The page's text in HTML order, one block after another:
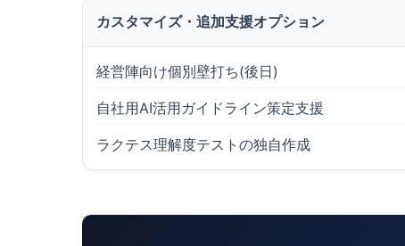
カスタマイズ・追加支援オプション
経営陣向け個別壁打ち(後日)
自社用AI活用ガイドライン策定支援
ラクテス理解度テストの独自作成